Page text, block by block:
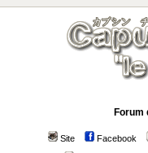
Forum
Site Facebook